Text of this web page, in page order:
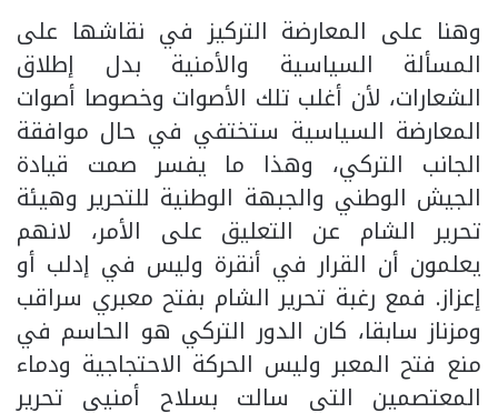
وهنا على المعارضة التركيز في نقاشها على
المسألة السياسية والأمنية بدل إطلاق
الشعارات، لأن أغلب تلك الأصوات وخصوصا أصوات
المعارضة السياسية ستختفي في حال موافقة
الجانب التركي، وهذا ما يفسر صمت قيادة
الجيش الوطني والجبهة الوطنية للتحرير وهيئة
تحرير الشام عن التعليق على الأمر، لانهم
يعلمون أن القرار في أنقرة وليس في إدلب أو
إعزاز. فمع رغبة تحرير الشام بفتح معبري سراقب
ومزناز سابقا، كان الدور التركي هو الحاسم في
منع فتح المعبر وليس الحركة الاحتجاجية ودماء
المعتصمين التي سالت بسلاح أمنيي تحرير